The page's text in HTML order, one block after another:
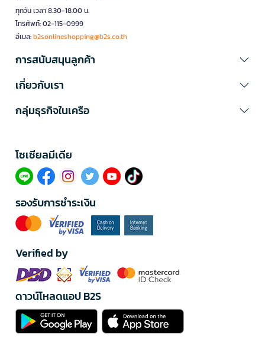
ทุกวัน เวลา 8.30-18.00 น.
โทรศัพท์: 02-115-0999
อีเมล:b2sonlineshopping@b2s.co.th
การสนับสนุนลูกค้า
เกี่ยวกับเรา
กลุ่มธุรกิจในเครือ
โซเซียลมีเดีย​
รองรับการชำระเงิน
Verified by
ดาวน์โหลดแอป B2S